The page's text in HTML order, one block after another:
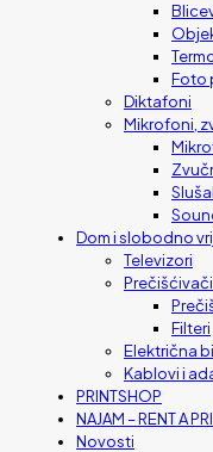
Foto
Diktafoni
Mikrofoni,
Dom i slobodno
Televizori
Filteri
Električna
Kablovi i
PRINTSHOP
NAJAM – RENT A
Novosti